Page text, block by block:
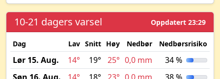
10-21 dagers varsel Oppdatert 23:29
Dag Lav Snitt Høy Nedbør Nedbørsrisiko
Lør 15. Aug. 14° 19° 25° 0,0 mm
34 %